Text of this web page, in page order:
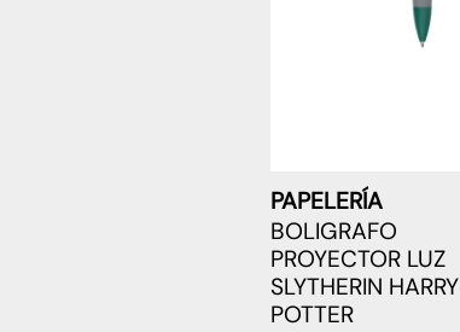
PAPELERÍA
BOLIGRAFO
PROYECTOR LUZ
SLYTHERIN HARRY
POTTER